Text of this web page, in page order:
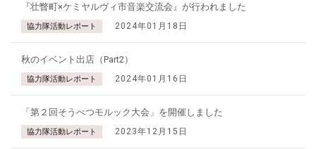
『壮瞥町×ケミヤルヴィ市音楽交流会』が行われました
協力隊活動レポート 2024年01月18日
秋のイベント出店（Part2）
協力隊活動レポート 2024年01月16日
「第２回そうべつモルック大会」を開催しました
協力隊活動レポート 2023年12月15日